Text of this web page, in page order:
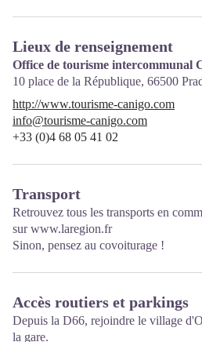
Lieux de renseignement
Office de tourisme intercommunal
10 place de la République, 66500
http://www.tourisme-canigo.com
info@tourisme-canigo.com
+33 (0)4 68 05 41 02
Transport
Retrouvez tous les transports en
surwww.laregion.fr
Sinon, pensez au covoiturage !
Accès routiers et parkings
Depuis la D66, rejoindre le village
la gare.